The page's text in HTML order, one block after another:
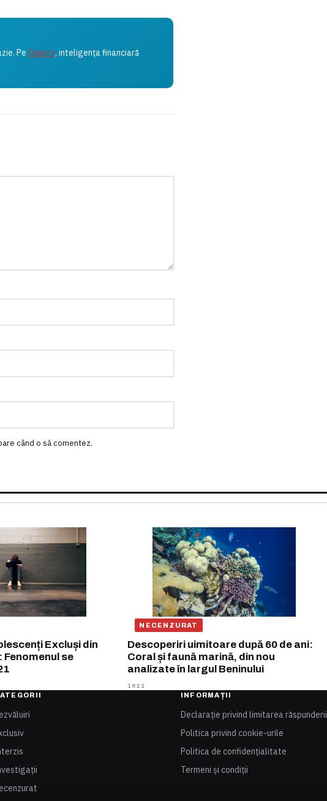
Pe Quiq.ro, inteligența financiară
când o să comentez.
Excluși din
Fenomenul se
NECENZURAT
Descoperiri uimitoare după 60 de ani:
Coral și faună marină, din nou
analizate în largul Beninului
ieri
INFORMAȚII
Declarație privind limitarea răspunderii
Politica privind cookie-urile
Politica de confidențialitate
Termeni și condiții